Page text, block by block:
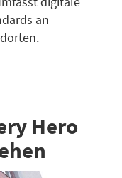
an
Hero